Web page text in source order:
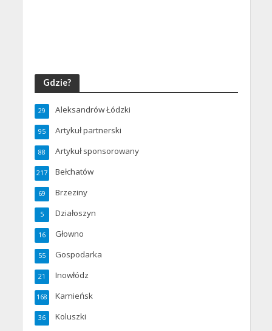
Gdzie?
Aleksandrów Łódzki
29
Artykuł partnerski
95
Artykuł sponsorowany
88
Bełchatów
217
Brzeziny
69
Działoszyn
5
Głowno
16
Gospodarka
55
Inowłódz
21
Kamieńsk
168
Koluszki
36